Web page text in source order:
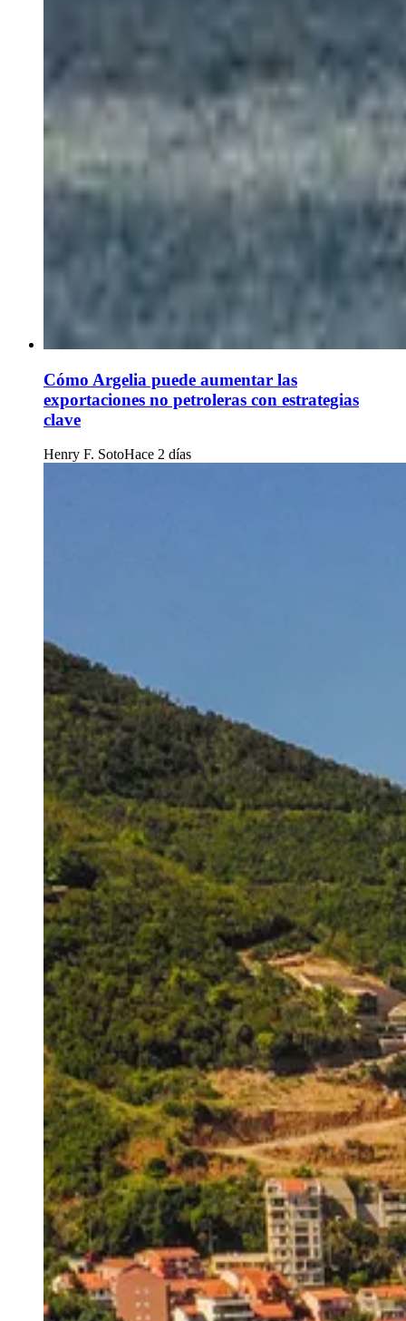
Cómo Argelia puede aumentar las
exportaciones no petroleras con estrategias
clave
Henry F. SotoHace 2 días